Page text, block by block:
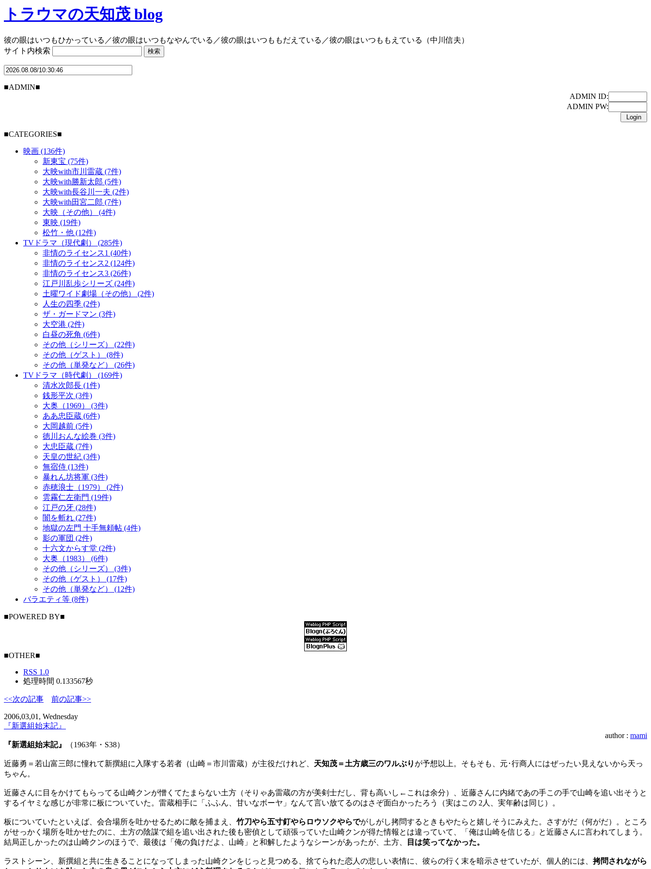
トラウマの天知茂 blog
彼の眼はいつもひかっている／彼の眼はいつもなやんでいる／彼の眼はいつももだえている／彼の眼はいつももえている（中川信夫）
サイト内検索
■ADMIN■
ADMIN ID:
ADMIN PW:
■CATEGORIES■
映画 (136件)
新東宝 (75件)
大映with市川雷蔵 (7件)
大映with勝新太郎 (5件)
大映with長谷川一夫 (2件)
大映with田宮二郎 (7件)
大映（その他） (4件)
東映 (19件)
松竹・他 (12件)
TVドラマ（現代劇） (285件)
非情のライセンス1 (40件)
非情のライセンス2 (124件)
非情のライセンス3 (26件)
江戸川乱歩シリーズ (24件)
土曜ワイド劇場（その他） (2件)
人生の四季 (2件)
ザ・ガードマン (3件)
大空港 (2件)
白昼の死角 (6件)
その他（シリーズ） (22件)
その他（ゲスト） (8件)
その他（単発など） (26件)
TVドラマ（時代劇） (169件)
清水次郎長 (1件)
銭形平次 (3件)
大奥（1969） (3件)
ああ忠臣蔵 (6件)
大岡越前 (5件)
徳川おんな絵巻 (3件)
大忠臣蔵 (7件)
天皇の世紀 (3件)
無宿侍 (13件)
暴れん坊将軍 (3件)
赤穂浪士（1979） (2件)
雲霧仁左衛門 (19件)
江戸の牙 (28件)
闇を斬れ (27件)
地獄の左門 十手無頼帖 (4件)
影の軍団 (2件)
十六文からす堂 (2件)
大奥（1983） (6件)
その他（シリーズ） (3件)
その他（ゲスト） (17件)
その他（単発など） (12件)
バラエティ等 (8件)
■POWERED BY■
■OTHER■
RSS 1.0
処理時間 0.133567秒
<<次の記事 前の記事>>
2006,03,01, Wednesday
『新選組始末記』
author : mami
『新選組始末記』
（1963年・S38）
近藤勇＝若山富三郎に憧れて新撰組に入隊する若者（山崎＝市川雷蔵）が主役だけれど、 天知茂＝土方歳三のワルぶり が予想以上。そもそも、元･行商人にはぜったい見えないから天っ
ちゃん。
近藤さんに目をかけてもらってる山崎クンが憎くてたまらない土方（そりゃあ雷蔵の方が美剣士だし、背も高いし←これは余分）、近藤さんに内緒であの手この手で山崎を追い出そうと
するイヤミな感じが非常に板についていた。雷蔵相手に「ふふん、甘いなボーヤ」なんて言い放てるのはさぞ面白かったろう（実はこの 2人、実年齢は同じ）。
板についていたといえば、会合場所を吐かせるために敵を捕まえ、 竹刀やら五寸釘やらロウソクやらでがしがし拷問するときもやたらと嬉しそうにみえた。さすがだ（何がだ）。ところ
がせっかく場所を吐かせたのに、土方の陰謀で組を追い出された後も密偵として頑張っていた山崎クンが得た情報とは違っていて、「俺は山崎を信じる」と近藤さんに言われてしまう。
結局正しかったのは山崎クンのほうで、最後は「俺の負けだよ、山崎」と和解したようなシーンがあったが、土方、
目は笑ってなかった。
ラストシーン、新撰組と共に生きることになってしまった山崎クンをじっと見つめる、捨てられた恋人の悲しい表情に、彼らの行く末を暗示させていたが、個人的には、 拷問されながら